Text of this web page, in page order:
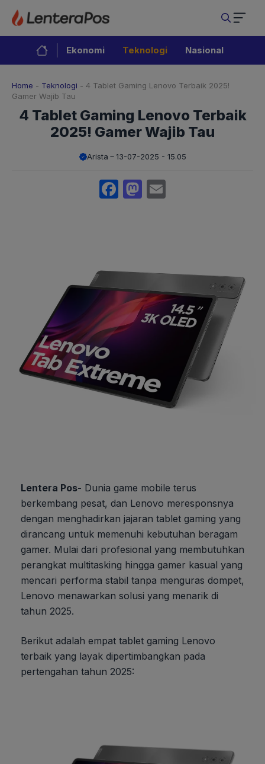
Langsung
isi
Ekonomi Teknologi Nasional
Home - Teknologi - 4 Tablet Gaming Lenovo Terbaik 2025!
Gamer Wajib Tau
4 Tablet Gaming Lenovo Terbaik
2025! Gamer Wajib Tau
Arista 13-07-2025 - 15.05
Facebook
Mastodon
Lentera Pos- Dunia game mobile terus
berkembang pesat, dan Lenovo meresponsnya
dengan menghadirkan jajaran tablet gaming yang
dirancang untuk memenuhi kebutuhan beragam
gamer. Mulai dari profesional yang membutuhkan
perangkat multitasking hingga gamer kasual yang
mencari performa stabil tanpa menguras dompet,
Lenovo menawarkan solusi yang menarik di
tahun 2025.
Berikut adalah empat tablet gaming Lenovo
terbaik yang layak dipertimbangkan pada
pertengahan tahun 2025: